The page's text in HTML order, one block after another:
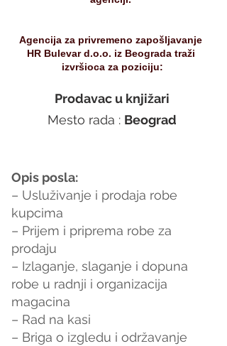
Agencija za privremeno zapošljavanje
HR Bulevar d.o.o. iz Beograda traži
izvršioca za poziciju:
Prodavac u knjižari
Mesto rada : Beograd
Opis posla:
– Usluživanje i prodaja robe
kupcima
– Prijem i priprema robe za
prodaju
– Izlaganje, slaganje i dopuna
robe u radnji i organizacija
magacina
– Rad na kasi
– Briga o izgledu i održavanje